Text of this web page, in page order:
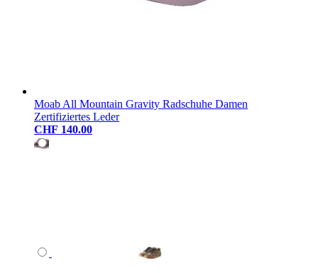
Moab All Mountain Gravity Radschuhe Damen
Zertifiziertes Leder
CHF 140.00